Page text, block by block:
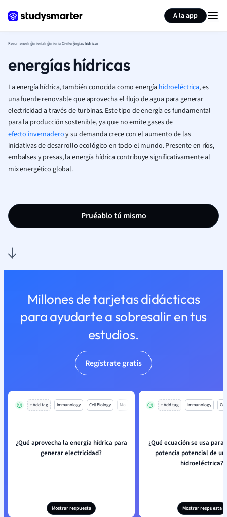
A la app
ResumenesIngenieríaIngeniería Civilenergías hídricas
energías hídricas
La energía hídrica, también conocida como energía hidroeléctrica, es
una fuente renovable que aprovecha el flujo de agua para generar
electricidad a través de turbinas. Este tipo de energía es fundamental
para la producción sostenible, ya que no emite gases de
efecto invernaderoy su demanda crece con el aumento de las
iniciativas de desarrollo ecológico en todo el mundo. Presente en ríos,
embalses y presas, la energía hídrica contribuye significativamente al
mix energético global.
Pruéablo tú mismo
Millones de tarjetas didácticas
para ayudarte a sobresalir en tus
estudios.
Regístrate gratis
+ Add tag Immunology Cell Biology Mo
¿Qué aprovecha la energía hídrica para
generar electricidad?
Mostrar respuesta
+ Add tag Immunology
¿Qué ecuación se usa
potencia potencial de
hidroeléctrica?
Mostrar respuesta
Resumir página